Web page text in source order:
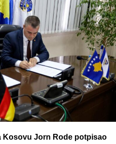
Kosovu Jorn Rode potpisao